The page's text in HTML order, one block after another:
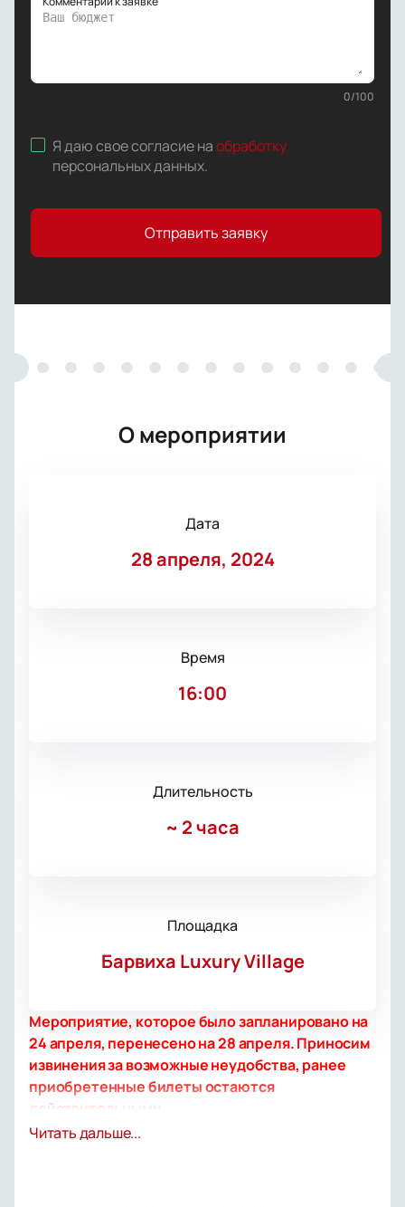
0/100
Я даю свое согласие наобработку
персональных данных.
Отправить заявку
О мероприятии
Дата
28 апреля, 2024
Время
16:00
Длительность
~ 2 часа
Площадка
Барвиха Luxury Village
Мероприятие, которое было запланировано на
24 апреля, перенесено на 28 апреля. Приносим
извинения за возможные неудобства, ранее
приобретенные билеты остаются
действительными.
На сцене Барвихи Luxury Village состоится
Читать дальше...